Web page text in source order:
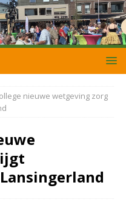
nieuwe wetgeving zorg